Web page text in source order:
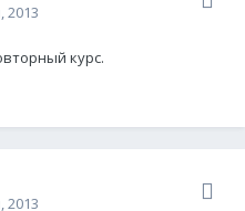
2013
курс.
2013